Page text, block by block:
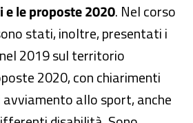
le proposte 2020. Nel corso
stati, inoltre, presentati i
2019 sul territorio
2020, con chiarimenti
avviamento allo sport, anche